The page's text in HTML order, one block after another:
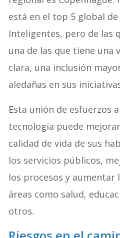
está en el top 5 global de
Inteligentes, pero de las
una de las que tiene una
clara, una inclusión
aledañas en sus
Esta unión de esfuerzos
tecnología puede
calidad de vida de sus
los servicios públicos,
los procesos y aumentar
áreas como salud,
otros.